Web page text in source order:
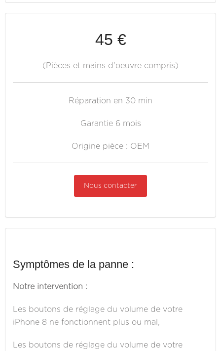
45 €
(Pièces et mains d'oeuvre compris)
Réparation en 30 min
Garantie 6 mois
Origine pièce : OEM
Nous contacter
Symptômes de la panne :
Notre intervention :
Les boutons de réglage du volume de votre
iPhone 8 ne fonctionnent plus ou mal,
Les boutons de réglage du volume de votre